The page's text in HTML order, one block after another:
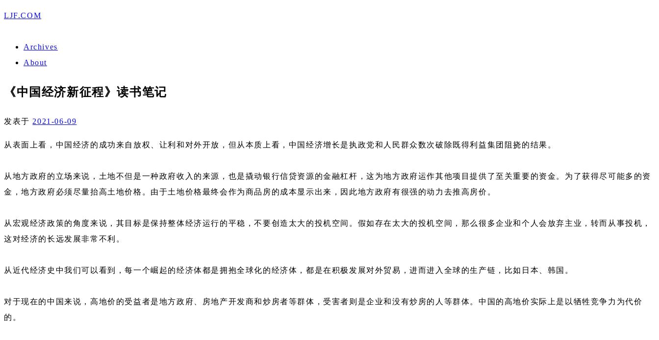
LJF.COM
Archives
About
《中国经济新征程》读书笔记
发表于 2021-06-09
从表面上看，中国经济的成功来自放权、让利和对外开放，但从本质上看，中国经济增长是执政党和人民群众数次破除既得利益集团阻挠的结果。
从地方政府的立场来说，土地不但是一种政府收入的来源，也是撬动银行信贷资源的金融杠杆，这为地方政府运作其他项目提供了至关重要的资金。为了获得尽可能多的资
金，地方政府必须尽量抬高土地价格。由于土地价格最终会作为商品房的成本显示出来，因此地方政府有很强的动力去推高房价。
从宏观经济政策的角度来说，其目标是保持整体经济运行的平稳，不要创造太大的投机空间。假如存在太大的投机空间，那么很多企业和个人会放弃主业，转而从事投机，
这对经济的长远发展非常不利。
从近代经济史中我们可以看到，每一个崛起的经济体都是拥抱全球化的经济体，都是在积极发展对外贸易，进而进入全球的生产链，比如日本、韩国。
对于现在的中国来说，高地价的受益者是地方政府、房地产开发商和炒房者等群体，受害者则是企业和没有炒房的人等群体。中国的高地价实际上是以牺牲竞争力为代价
的。